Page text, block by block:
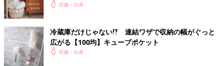
妊娠・出産
冷蔵庫だけじゃない⁉ 連結ワザで収納の幅がぐっと
広がる【100均】キューブポケット
妊娠・出産